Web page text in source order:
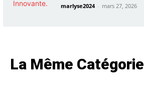
marlyse2024 - mars 27, 2026
La Même Catégorie